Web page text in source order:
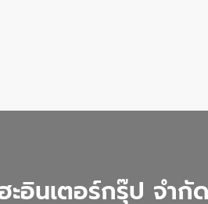
อินเตอร์กรุ๊ป จำกัด